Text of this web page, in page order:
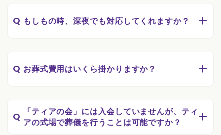
Q もしもの時、深夜でも対応してくれますか？
Q お葬式費用はいくら掛かりますか？
Q
「ティアの会」には入会していませんが、ティ
アの式場で葬儀を行うことは可能ですか？